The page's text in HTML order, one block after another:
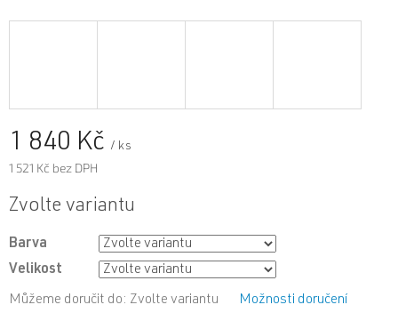
1 840 Kč / ks
1 521 Kč bez DPH
Měrná
Zvolte variantu
Barva
Velikost
Můžeme doručit do: Zvolte variantu Možnosti doručení